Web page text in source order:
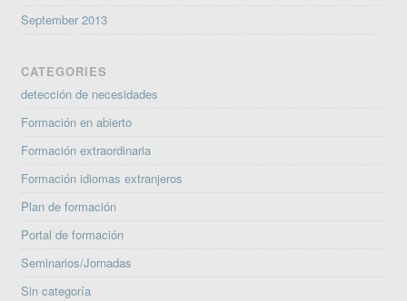
September 2013
CATEGORIES
detección de necesidades
Formación en abierto
Formación extraordinaria
Formación idiomas extranjeros
Plan de formación
Portal de formación
Seminarios/Jornadas
Sin categoría